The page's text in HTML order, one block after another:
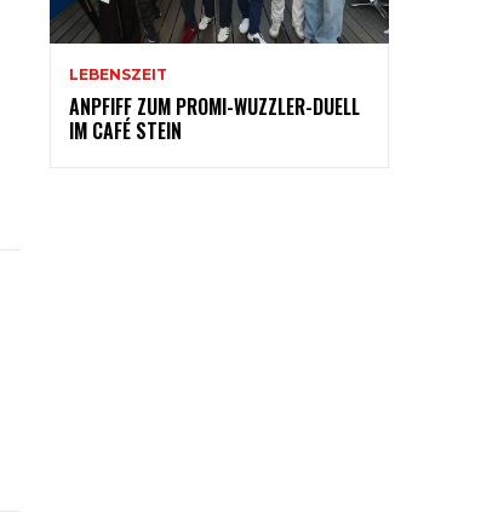
LEBENSZEIT
ANPFIFF ZUM PROMI-WUZZLER-DUELL
IM CAFÉ STEIN